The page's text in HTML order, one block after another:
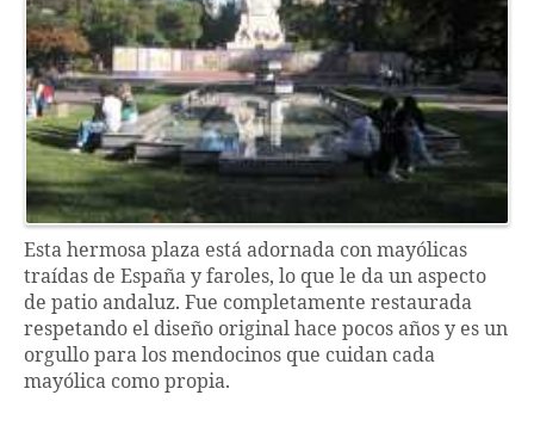
Esta hermosa plaza está adornada con mayólicas
traídas de España y faroles, lo que le da un aspecto
de patio andaluz. Fue completamente restaurada
respetando el diseño original hace pocos años y es un
orgullo para los mendocinos que cuidan cada
mayólica como propia.